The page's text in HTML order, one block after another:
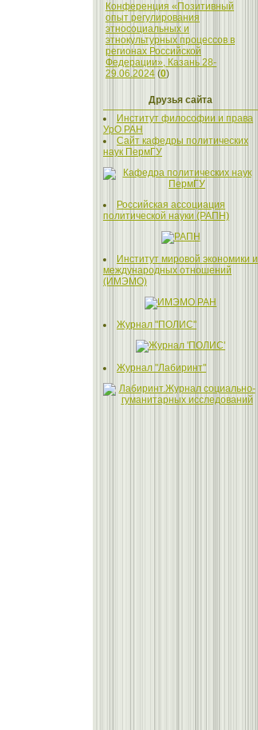
Конференция «Позитивный
опыт регулирования
этносоциальных и
этнокультурных процессов в
регионах Российской
Федерации», Казань 28-
29.06.2024 (0)
Друзья сайта
Институт философии и права
УрО РАН
Сайт кафедры политических
наук ПермГУ
Российская ассоциация
политической науки (РАПН)
Институт мировой экономики и
международных отношений
(ИМЭМО)
Журнал "ПОЛИС"
Журнал "Лабиринт"